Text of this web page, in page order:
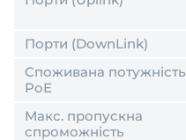
Порти (DownLink)
Споживана потужність
PoE
Макс. пропускна
спроможність